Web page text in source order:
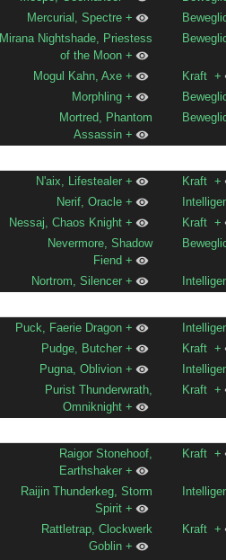
Mercurial, Spectre +
Mirana Nightshade, Priestess
of the Moon +
Mogul Kahn, Axe + Kraft +
Morphling +
Mortred, Phantom
Assassin +
N'aix, Lifestealer + Kraft +
Nerif, Oracle +
Nessaj, Chaos Knight + Kraft +
Nevermore, Shadow
Fiend +
Nortrom, Silencer +
Puck, Faerie Dragon +
Pudge, Butcher + Kraft +
Pugna, Oblivion +
Purist Thunderwrath,
Omniknight +
Kraft +
Raigor Stonehoof,
Earthshaker +
Kraft +
Raijin Thunderkeg, Storm
Spirit +
Rattletrap, Clockwerk
Goblin +
Kraft +